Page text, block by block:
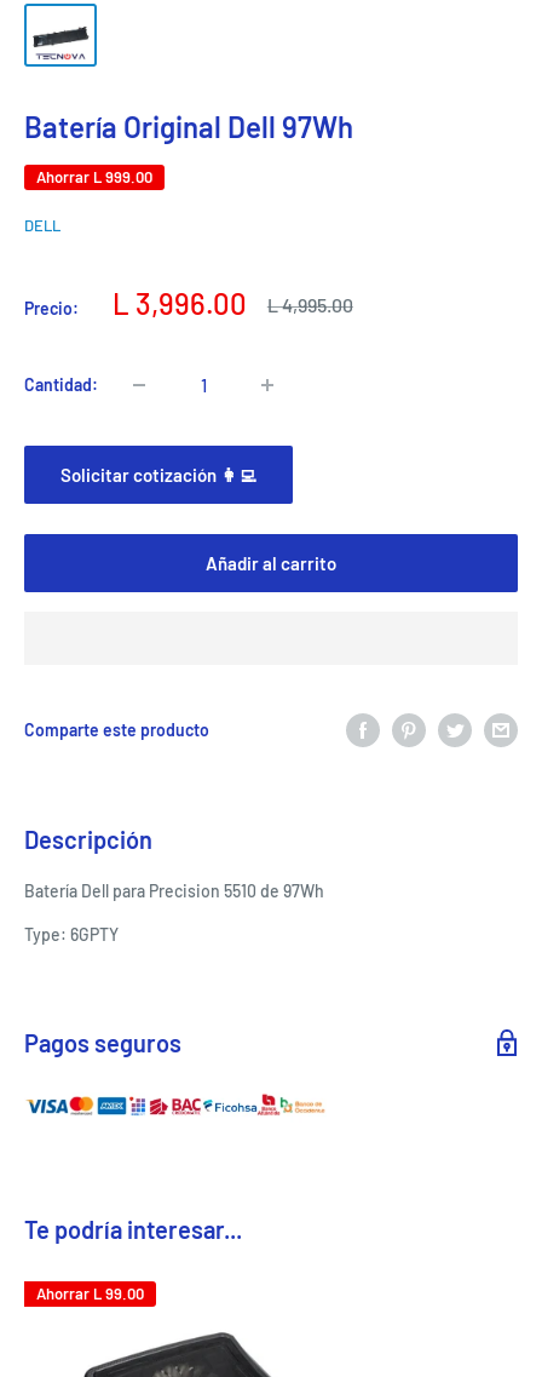
Batería Original Dell 97Wh
Ahorrar L 999.00
DELL
Precio:
Precio
L 3,996.00
Precio
L 4,995.00
Cantidad:
Solicitar cotización 👩‍💻
Añadir al carrito
Comparte este producto
Descripción
Batería Dell para Precision 5510 de 97Wh
Type: 6GPTY
Pagos seguros
Te podría interesar...
Ahorrar L 99.00